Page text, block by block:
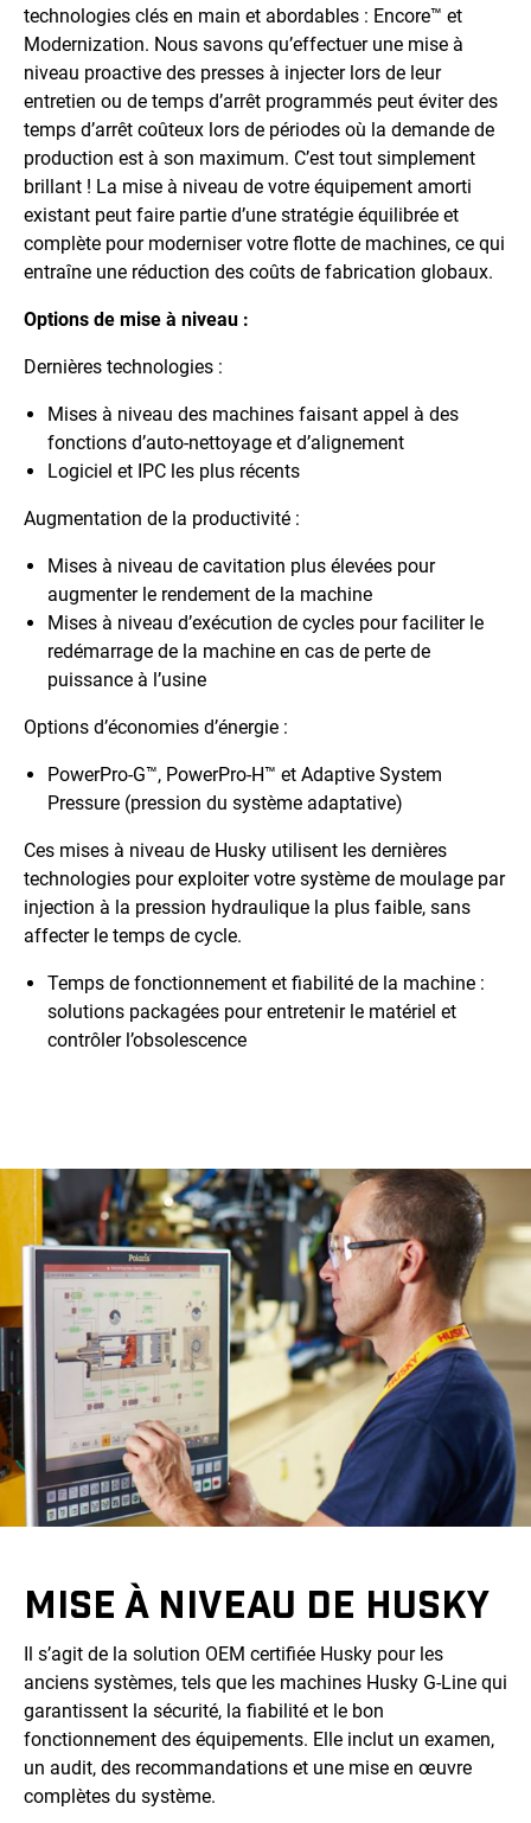
technologies clés en main et abordables : Encore™ et
Modernization. Nous savons qu’effectuer une mise à
niveau proactive des presses à injecter lors de leur
entretien ou de temps d’arrêt programmés peut éviter des
temps d’arrêt coûteux lors de périodes où la demande de
production est à son maximum. C’est tout simplement
brillant ! La mise à niveau de votre équipement amorti
existant peut faire partie d’une stratégie équilibrée et
complète pour moderniser votre flotte de machines, ce qui
entraîne une réduction des coûts de fabrication globaux.
Options de mise à niveau :
Dernières technologies :
Mises à niveau des machines faisant appel à des
fonctions d’auto-nettoyage et d’alignement
Logiciel et IPC les plus récents
Augmentation de la productivité :
Mises à niveau de cavitation plus élevées pour
augmenter le rendement de la machine
Mises à niveau d’exécution de cycles pour faciliter le
redémarrage de la machine en cas de perte de
puissance à l’usine
Options d’économies d’énergie :
PowerPro-G™, PowerPro-H™ et Adaptive System
Pressure (pression du système adaptative)
Ces mises à niveau de Husky utilisent les dernières
technologies pour exploiter votre système de moulage par
injection à la pression hydraulique la plus faible, sans
affecter le temps de cycle.
Temps de fonctionnement et fiabilité de la machine :
solutions packagées pour entretenir le matériel et
contrôler l’obsolescence
MISE À NIVEAU DE HUSKY
Il s’agit de la solution OEM certifiée Husky pour les
anciens systèmes, tels que les machines Husky G-Line qui
garantissent la sécurité, la fiabilité et le bon
fonctionnement des équipements. Elle inclut un examen,
un audit, des recommandations et une mise en œuvre
complètes du système.